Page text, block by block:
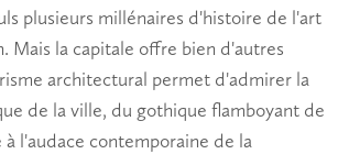
plusieurs millénaires d'histoire de l'art
Mais la capitale offre bien d'autres
architectural permet d'admirer la
de la ville, du gothique flamboyant de
à l'audace contemporaine de la